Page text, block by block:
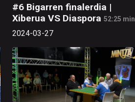
#6 Bigarren finalerdia |
Xiberua VS Diaspora 52:25 min
2024-03-27